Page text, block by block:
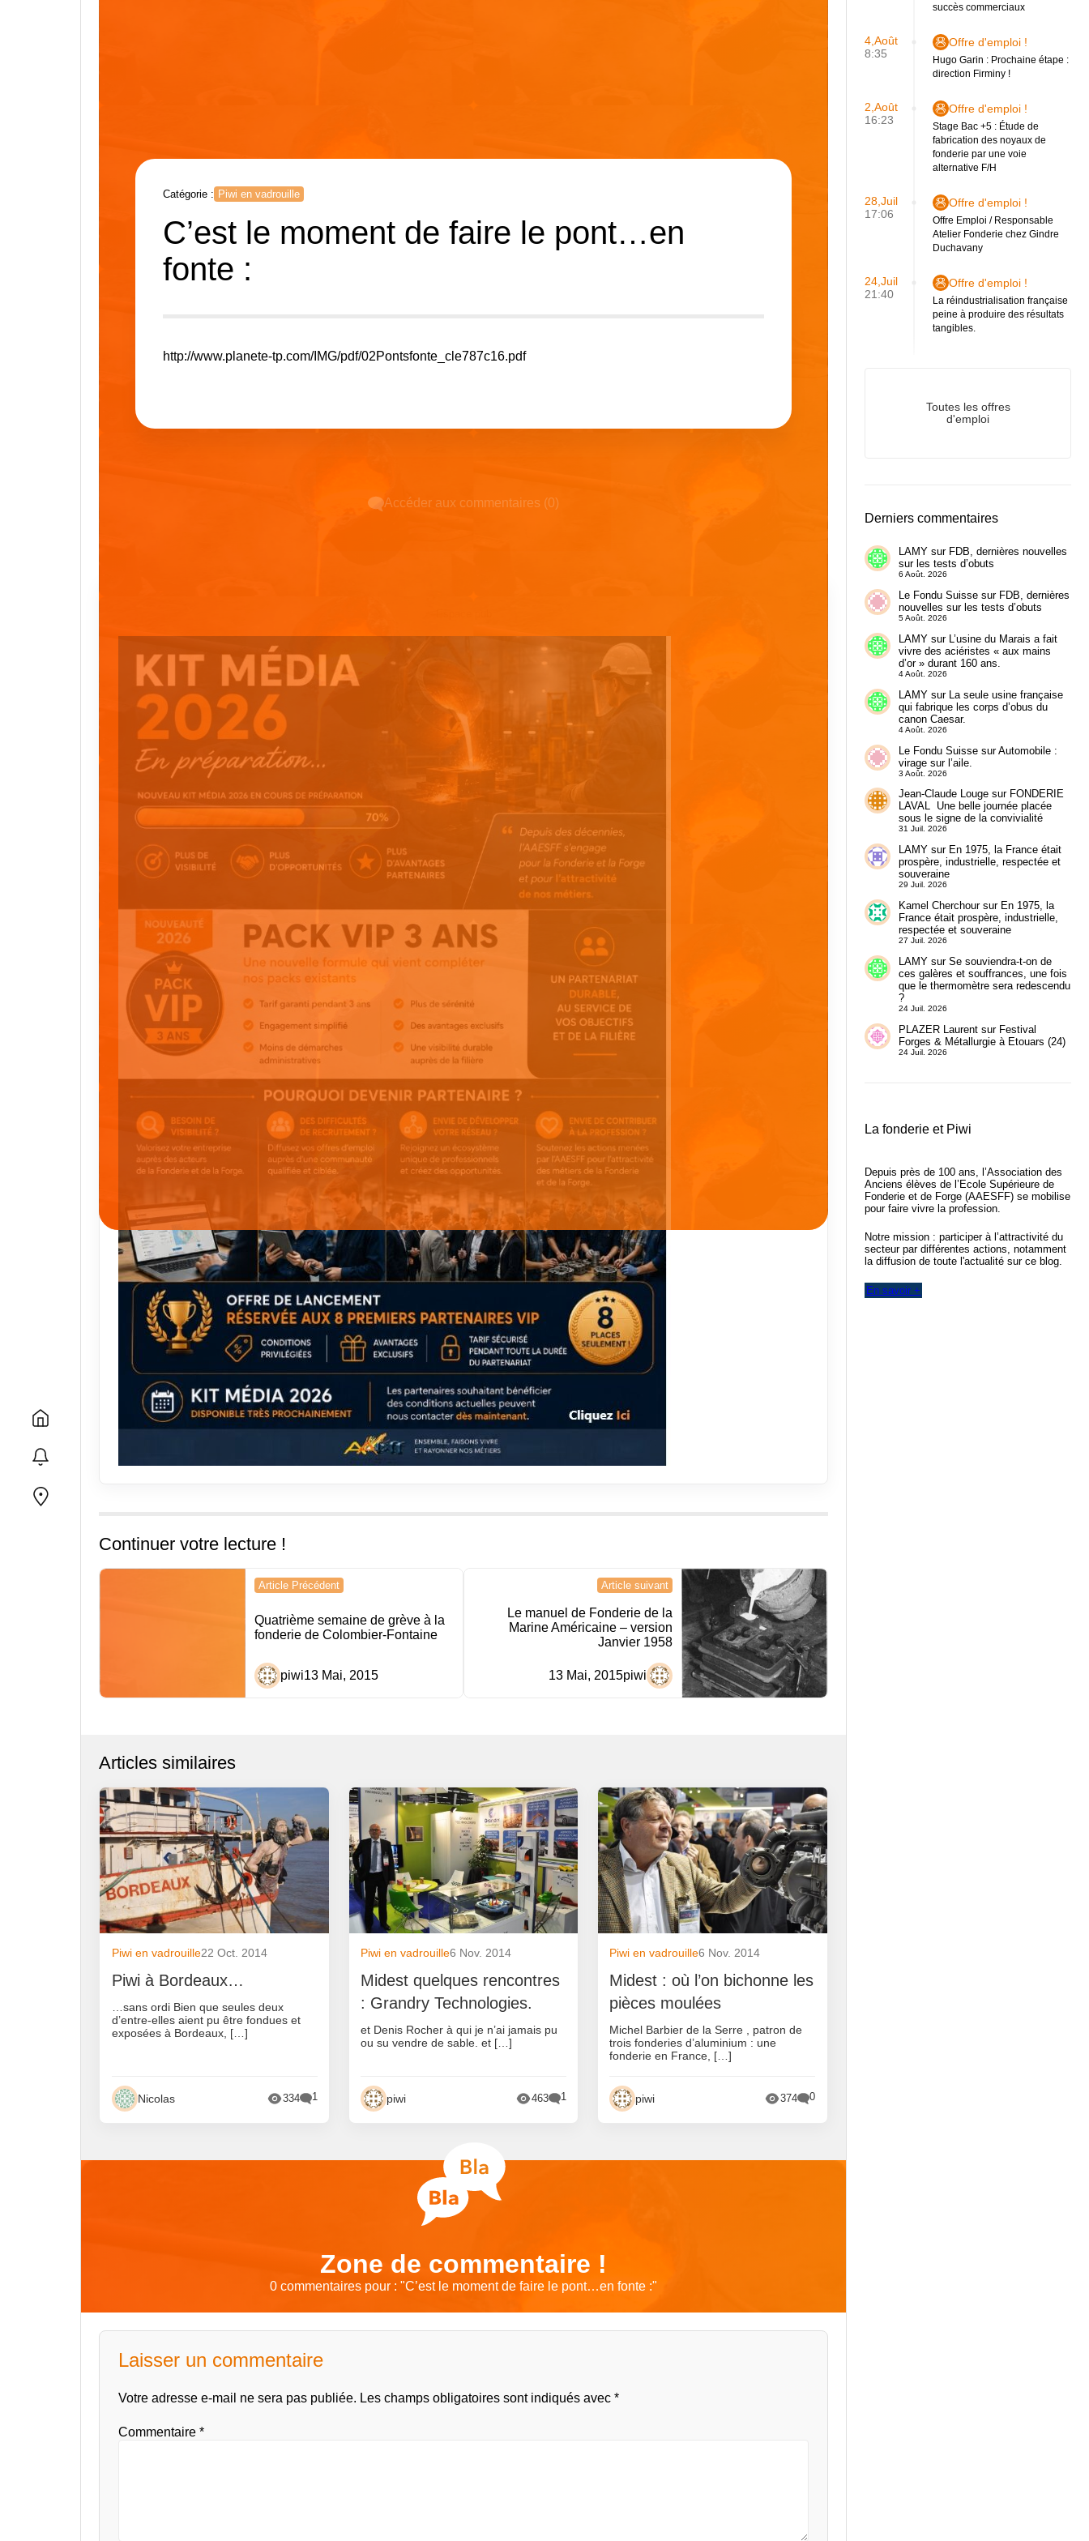
Catégorie : Piwi en vadrouille
C’est le moment de faire le pont…en
fonte :
http://www.planete-tp.com/IMG/pdf/02Pontsfonte_cle787c16.pdf
Accéder aux commentaires (0)
Continuer votre lecture !
Navigation
de
Article Précédent
Quatrième semaine de grève à la
fonderie de Colombier-Fontaine
piwi13 Mai, 2015
Article suivant
Le manuel de Fonderie de la
Marine Américaine – version
Janvier 1958
piwi
13 Mai, 2015
Articles similaires
Piwi en vadrouille22 Oct. 2014
Piwi à Bordeaux…
…sans ordi Bien que seules deux
d’entre-elles aient pu être fondues et
exposées à Bordeaux, […]
Nicolas 334 1
Piwi en vadrouille6 Nov. 2014
Midest quelques rencontres
: Grandry Technologies.
et Denis Rocher à qui je n’ai jamais pu
ou su vendre de sable. et […]
piwi 463 1
Piwi en vadrouille6 Nov. 2014
Midest : où l’on bichonne les
pièces moulées
Michel Barbier de la Serre , patron de
trois fonderies d’aluminium : une
fonderie en France, […]
piwi 374 0
Zone de commentaire !
0 commentaires pour : "C’est le moment de faire le pont…en fonte :"
Laisser un commentaire
Votre adresse e-mail ne sera pas publiée. Les champs obligatoires sont indiqués avec *
Commentaire *
succès commerciaux
4,Août
8:35
Offre d'emploi !
Hugo Garin : Prochaine étape :
direction Firminy !
2,Août
16:23
Offre d'emploi !
Stage Bac +5 : Étude de
fabrication des noyaux de
fonderie par une voie
alternative F/H
28,Juil
17:06
Offre d'emploi !
Offre Emploi / Responsable
Atelier Fonderie chez Gindre
Duchavany
24,Juil
21:40
Offre d'emploi !
La réindustrialisation française
peine à produire des résultats
tangibles.
Toutes les offres
d'emploi
Derniers commentaires
LAMYsur FDB, dernières nouvelles
sur les tests d’obuts
6 Août. 2026
Le Fondu Suissesur FDB, dernières
nouvelles sur les tests d’obuts
5 Août. 2026
LAMYsur L’usine du Marais a fait
vivre des aciéristes « aux mains
d’or » durant 160 ans.
4 Août. 2026
LAMYsur
La seule usine française
qui fabrique les corps d’obus du
canon Caesar.
4 Août. 2026
Le Fondu SuissesurAutomobile :
virage sur l’aile.
3 Août. 2026
Jean-Claude Lougesur FONDERIE
LAVAL Une belle journée placée
sous le signe de la convivialité
31 Juil. 2026
LAMYsur En 1975, la France était
prospère, industrielle, respectée et
souveraine
29 Juil. 2026
Kamel Cherchoursur En 1975, la
France était prospère, industrielle,
respectée et souveraine
27 Juil. 2026
LAMYsur Se souviendra-t-on de
ces galères et souffrances, une fois
que le thermomètre sera redescendu
?
24 Juil. 2026
PLAZER Laurentsur Festival
Forges & Métallurgie à Etouars (24)
24 Juil. 2026
La fonderie et Piwi
Depuis près de 100 ans, l’Association des
Anciens élèves de l’Ecole Supérieure de
Fonderie et de Forge (AAESFF) se mobilise
pour faire vivre la profession.
Notre mission : participer à l’attractivité du
secteur par différentes actions, notamment
la diffusion de toute l'actualité sur ce blog.
En savoir +